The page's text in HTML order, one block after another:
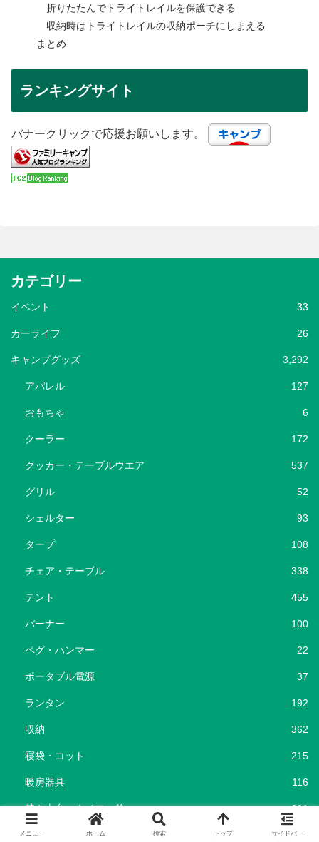
折りたたんでトライトレイルを保護できる
収納時はトライトレイルの収納ポーチにしまえる
まとめ
ランキングサイト
バナークリックで応援お願いします。
カテゴリー
イベント 33
カーライフ 26
キャンプグッズ 3,292
アパレル 127
おもちゃ 6
クーラー 172
クッカー・テーブルウエア 537
グリル 52
シェルター 93
タープ 108
チェア・テーブル 338
テント 455
バーナー 100
ペグ・ハンマー 22
ポータブル電源 37
ランタン 192
収納 362
寝袋・コット 215
暖房器具 116
焚き火台・ナイフ・斧 201
キャンプ場 96
メニュー ホーム 検索 トップ サイドバー